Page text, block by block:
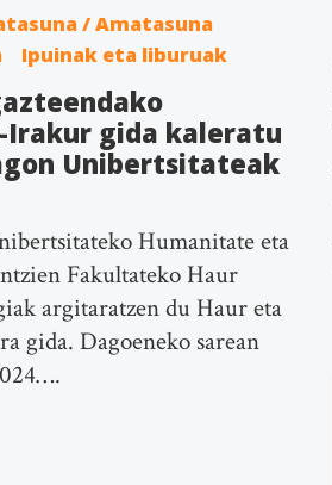
/ Amatasuna
Ipuinak eta liburuak
gida kaleratu
Unibertsitateak
Humanitate eta
Fakultateko Haur
argitaratzen du Haur eta
gida. Dagoeneko sarean